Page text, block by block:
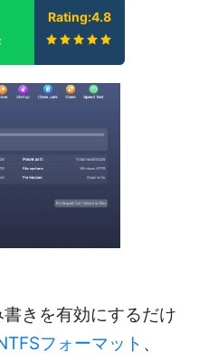
Rating:4.8
きを有効にするだけ
フォーマット 、